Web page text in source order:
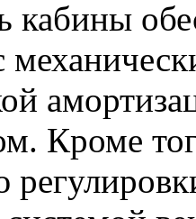
кабины
Кроме